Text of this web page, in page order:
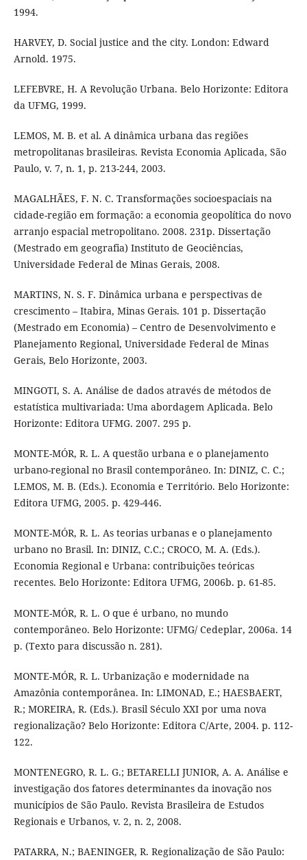
1994.
HARVEY, D. Social justice and the city. London: Edward
Arnold. 1975.
LEFEBVRE, H. A Revolução Urbana. Belo Horizonte: Editora
da UFMG, 1999.
LEMOS, M. B. et al. A dinâmica urbana das regiões
metropolitanas brasileiras. Revista Economia Aplicada, São
Paulo, v. 7, n. 1, p. 213-244, 2003.
MAGALHÃES, F. N. C. Transformações socioespaciais na
cidade-região em formação: a economia geopolítica do novo
arranjo espacial metropolitano. 2008. 231p. Dissertação
(Mestrado em geografia) Instituto de Geociências,
Universidade Federal de Minas Gerais, 2008.
MARTINS, N. S. F. Dinâmica urbana e perspectivas de
crescimento – Itabira, Minas Gerais. 101 p. Dissertação
(Mestrado em Economia) – Centro de Desenvolvimento e
Planejamento Regional, Universidade Federal de Minas
Gerais, Belo Horizonte, 2003.
MINGOTI, S. A. Análise de dados através de métodos de
estatística multivariada: Uma abordagem Aplicada. Belo
Horizonte: Editora UFMG. 2007. 295 p.
MONTE-MÓR, R. L. A questão urbana e o planejamento
urbano-regional no Brasil contemporâneo. In: DINIZ, C. C.;
LEMOS, M. B. (Eds.). Economia e Território. Belo Horizonte:
Editora UFMG, 2005. p. 429-446.
MONTE-MÓR, R. L. As teorias urbanas e o planejamento
urbano no Brasil. In: DINIZ, C.C.; CROCO, M. A. (Eds.).
Economia Regional e Urbana: contribuições teóricas
recentes. Belo Horizonte: Editora UFMG, 2006b. p. 61-85.
MONTE-MÓR, R. L. O que é urbano, no mundo
contemporâneo. Belo Horizonte: UFMG/ Cedeplar, 2006a. 14
p. (Texto para discussão n. 281).
MONTE-MÓR, R. L. Urbanização e modernidade na
Amazônia contemporânea. In: LIMONAD, E.; HAESBAERT,
R.; MOREIRA, R. (Eds.). Brasil Século XXI por uma nova
regionalização? Belo Horizonte: Editora C/Arte, 2004. p. 112-
122.
MONTENEGRO, R. L. G.; BETARELLI JUNIOR, A. A. Análise e
investigação dos fatores determinantes da inovação nos
municípios de São Paulo. Revista Brasileira de Estudos
Regionais e Urbanos, v. 2, n. 2, 2008.
PATARRA, N.; BAENINGER, R. Regionalização de São Paulo: